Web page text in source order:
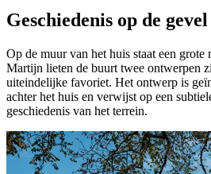
Geschiedenis op de gevel
Op de muur van het huis staat een
Martijn lieten de buurt twee ontwerpen
uiteindelijke favoriet. Het ontwerp is
achter het huis en verwijst op een
geschiedenis van het terrein.